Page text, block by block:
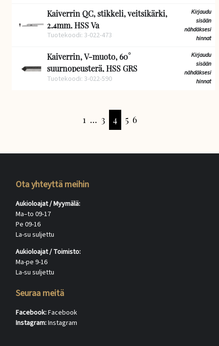
Kaiverrin QC, stikkeli, veitsikärki,
2,4mm, HSS Va
Tuotekoodi: 3-022-473
Kirjaudu
sisään
nähdäksesi
hinnat
Kaiverrin, V-muoto, 60°
suurnopeusterä, HSS GRS
Tuotekoodi: 3-022-590
Kirjaudu
sisään
nähdäksesi
hinnat
1 ... 3 4 5 6
Ota yhteyttä meihin
Aukioloajat / Myymälä:
Ma–to 09-17
Pe 09-16
La-su suljettu
Aukioloajat / Toimisto:
Ma-pe 9-16
La-su suljettu
Seuraa meitä
Facebook:Facebook
Instagram:Instagram